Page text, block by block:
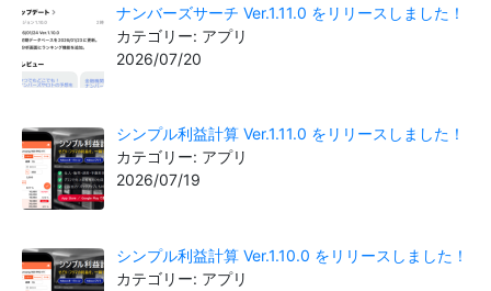
ナンバーズサーチ Ver.1.11.0 をリリースしました！
カテゴリー: アプリ
2026/07/20
シンプル利益計算 Ver.1.11.0 をリリースしました！
カテゴリー: アプリ
2026/07/19
シンプル利益計算 Ver.1.10.0 をリリースしました！
カテゴリー: アプリ